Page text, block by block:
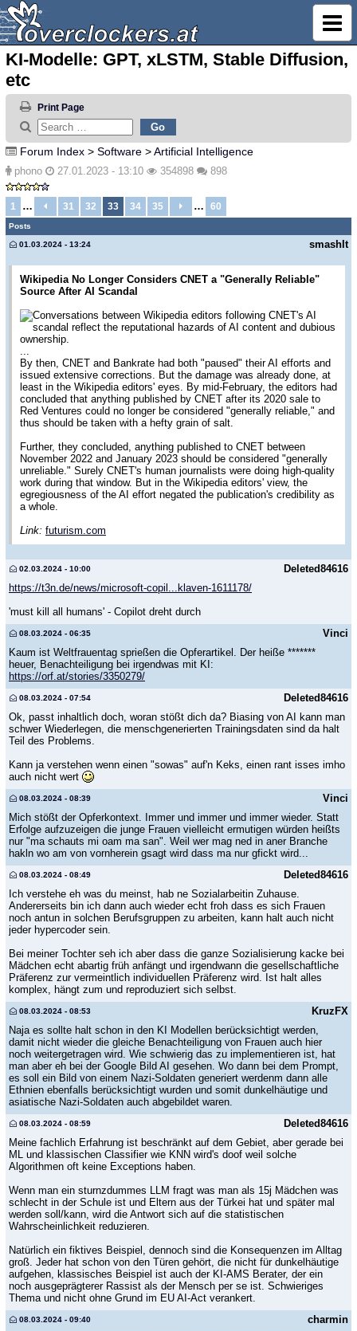
KI-Modelle: GPT, xLSTM, Stable Diffusion,
etc
Print Page
Forum Index > Software >Artificial Intelligence
phono 27.01.2023 - 13:10 354898 898
1 … 31 32 33 34 35 … 60
Posts
smashIt
01.03.2024 - 13:24
Wikipedia No Longer Considers CNET a "Generally Reliable"
Source After AI Scandal
Conversations between Wikipedia editors following CNET's AI
scandal reflect the reputational hazards of AI content and dubious
ownership.
...
By then, CNET and Bankrate had both "paused" their AI efforts and
issued extensive corrections. But the damage was already done, at
least in the Wikipedia editors' eyes. By mid-February, the editors had
concluded that anything published by CNET after its 2020 sale to
Red Ventures could no longer be considered "generally reliable," and
thus should be taken with a hefty grain of salt.
Further, they concluded, anything published to CNET between
November 2022 and January 2023 should be considered "generally
unreliable." Surely CNET's human journalists were doing high-quality
work during that window. But in the Wikipedia editors' view, the
egregiousness of the AI effort negated the publication's credibility as
a whole.
Link: futurism.com
Deleted84616
02.03.2024 - 10:00
https://t3n.de/news/microsoft-copil...klaven-1611178/
'must kill all humans' - Copilot dreht durch
Vinci
08.03.2024 - 06:35
Kaum ist Weltfrauentag sprießen die Opferartikel. Der heiße *******
heuer, Benachteiligung bei irgendwas mit KI:
https://orf.at/stories/3350279/
Deleted84616
08.03.2024 - 07:54
Ok, passt inhaltlich doch, woran stößt dich da? Biasing von AI kann man
schwer Wiederlegen, die menschgenerierten Trainingsdaten sind da halt
Teil des Problems.
Kann ja verstehen wenn einen "sowas" auf'n Keks, einen rant isses imho
auch nicht wert
Vinci
08.03.2024 - 08:39
Mich stößt der Opferkontext. Immer und immer und immer wieder. Statt
Erfolge aufzuzeigen die junge Frauen vielleicht ermutigen würden heißts
nur "ma schauts mi oam ma san". Weil wer mag ned in aner Branche
hakln wo am von vornherein gsagt wird dass ma nur gfickt wird...
Deleted84616
08.03.2024 - 08:49
Ich verstehe eh was du meinst, hab ne Sozialarbeitin Zuhause.
Andererseits bin ich dann auch wieder echt froh dass es sich Frauen
noch antun in solchen Berufsgruppen zu arbeiten, kann halt auch nicht
jeder hypercoder sein.
Bei meiner Tochter seh ich aber dass die ganze Sozialisierung kacke bei
Mädchen echt abartig früh anfängt und irgendwann die gesellschaftliche
Präferenz zur vermeintlich individuellen Präferenz wird. Ist halt alles
komplex, hängt zum und reproduziert sich selbst.
KruzFX
08.03.2024 - 08:53
Naja es sollte halt schon in den KI Modellen berücksichtigt werden,
damit nicht wieder die gleiche Benachteiligung von Frauen auch hier
noch weitergetragen wird. Wie schwierig das zu implementieren ist, hat
man aber eh bei der Google Bild AI gesehen. Wo dann bei dem Prompt,
es soll ein Bild von einem Nazi-Soldaten generiert werdenm dann alle
Ethnien ebenfalls berücksichtigt wurden und somit dunkelhäutige und
asiatische Nazi-Soldaten auch abgebildet waren.
Deleted84616
08.03.2024 - 08:59
Meine fachlich Erfahrung ist beschränkt auf dem Gebiet, aber gerade bei
ML und klassischen Classifier wie KNN wird's doof weil solche
Algorithmen oft keine Exceptions haben.
Wenn man ein sturnzdummes LLM fragt was man als 15j Mädchen was
schlecht in der Schule ist und Eltern aus der Türkei hat und später mal
werden soll/kann, wird die Antwort sich auf die statistischen
Wahrscheinlichkeit reduzieren.
Natürlich ein fiktives Beispiel, dennoch sind die Konsequenzen im Alltag
groß. Jeder hat schon von den Türen gehört, die nicht für dunkelhäutige
aufgehen, klassisches Beispiel ist auch der KI-AMS Berater, der ein
noch ausgeprägterer Rassist als der Mensch per se ist. Schwieriges
Thema und nicht ohne Grund im EU AI-Act verankert.
charmin
08.03.2024 - 09:40